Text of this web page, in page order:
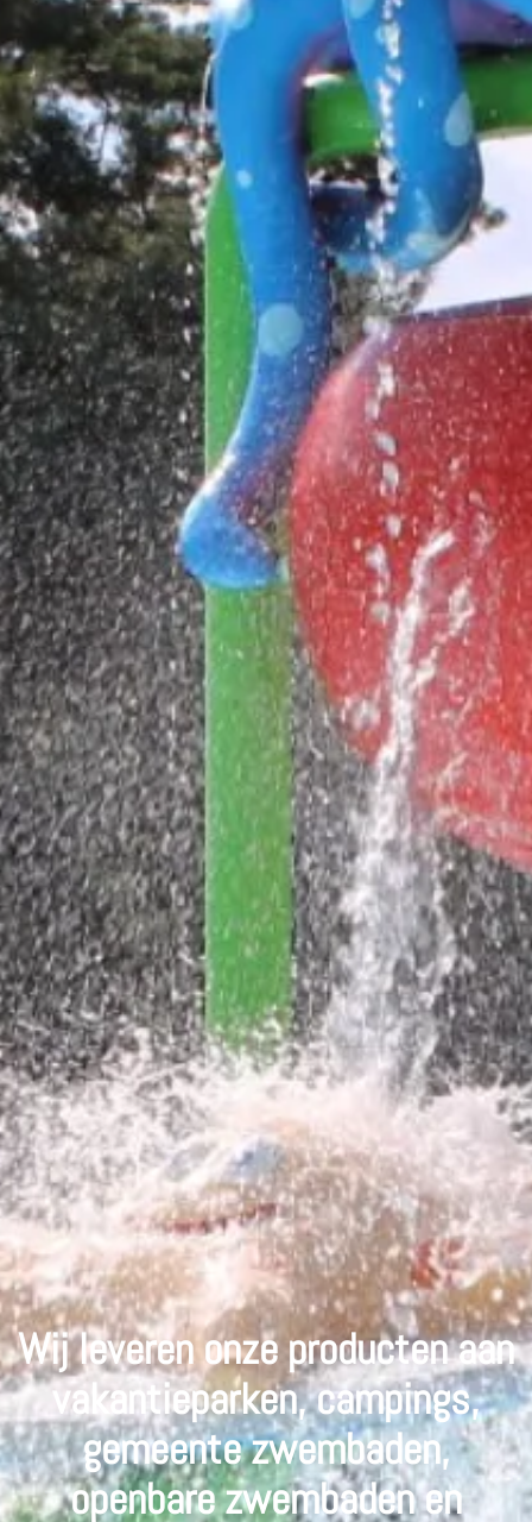
Wij leveren onze producten aan
vakantieparken, campings,
gemeente zwembaden,
openbare zwembaden en